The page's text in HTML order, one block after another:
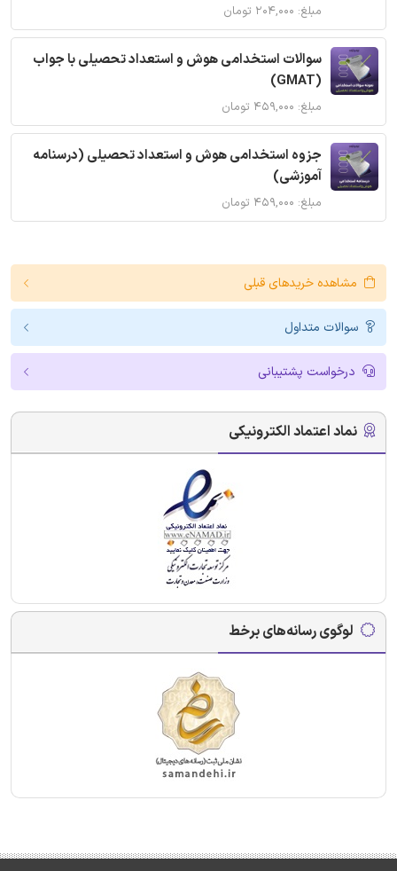
مبلغ: ۲۰۴,۰۰۰ تومان
سوالات استخدامی هوش و استعداد تحصیلی با جواب
(GMAT)
مبلغ: ۴۵۹,۰۰۰ تومان
جزوه استخدامی هوش و استعداد تحصیلی (درسنامه
آموزشی)
مبلغ: ۴۵۹,۰۰۰ تومان
مشاهده خریدهای قبلی
سوالات متداول
درخواست پشتیبانی
نماد اعتماد الکترونیکی
لوگوی رسانه‌های برخط